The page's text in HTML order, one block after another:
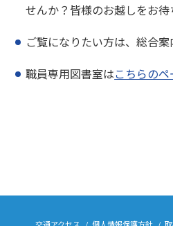
せんか？皆様のお越しをお待
ご覧になりたい方は、総合案
職員専用図書室はこちらのペ